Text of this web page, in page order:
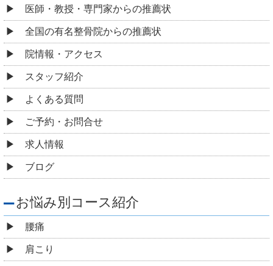
医師・教授・専門家からの推薦状
全国の有名整骨院からの推薦状
院情報・アクセス
スタッフ紹介
よくある質問
ご予約・お問合せ
求人情報
ブログ
お悩み別コース紹介
腰痛
肩こり